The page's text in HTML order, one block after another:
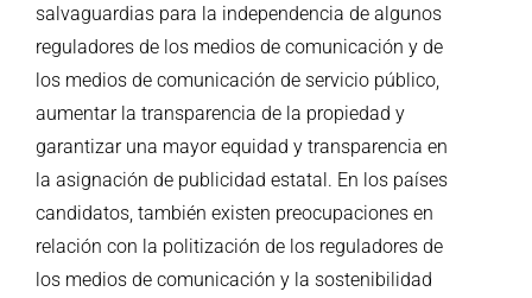
salvaguardias para la independencia de algunos
reguladores de los medios de comunicación y de
los medios de comunicación de servicio público,
aumentar la transparencia de la propiedad y
garantizar una mayor equidad y transparencia en
la asignación de publicidad estatal. En los países
candidatos, también existen preocupaciones en
relación con la politización de los reguladores de
los medios de comunicación y la sostenibilidad